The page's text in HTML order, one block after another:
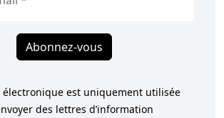
Abonnez-vous
électronique est uniquement utilisée
des lettres d’information